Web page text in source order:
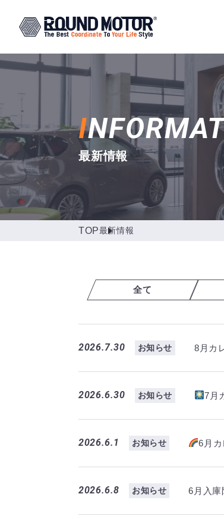
I
最新情報
TOP最新情報
全て
2026.7.30 お知らせ 8月カ
2026.6.30 お知らせ 7月
2026.6.1 お知らせ 6月
2026.6.8 お知らせ 6月入庫